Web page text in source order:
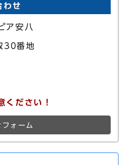
わせ
ア安八
30番地
ください！
ォーム